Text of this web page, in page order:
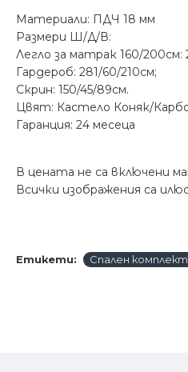
Материали: ПДЧ 18 мм
Размери Ш/Д/В:
Легло за матрак 160/200см:
Гардероб: 281/60/210см;
Скрин: 150/45/89см.
Цвят: Кастело Коняк/
Гаранция: 24 месеца
В цената не са включени
Всички изображения са
Етикети: Спален